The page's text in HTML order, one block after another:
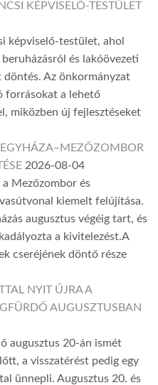
KÉPVISELŐ-TESTÜLET
képviselő-testület, ahol
és lakóövezeti
Az önkormányzat
forrásokat a lehető
miközben új fejlesztéseket
2026-08-04
Mezőzombor és
kiemelt felújítása.
augusztus végéig tart, és
a kivitelezést.A
cseréjének döntő része
NYIT ÚJRA A
AUGUSZTUSBAN
augusztus 20-án ismét
a visszatérést pedig egy
ünnepli. Augusztus 20. és